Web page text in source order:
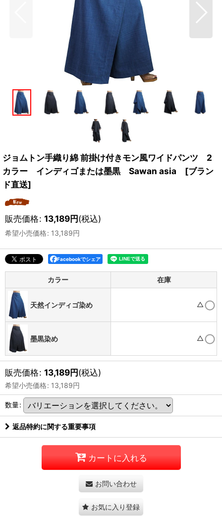
ジョムトン手織り綿 前掛け付きモン風ワイドパンツ 2
カラー インディゴまたは墨黒 Sawan asia [ブラン
ド直送]
販売価格: 13,189円(税込)
希望小売価格: 13,189円
Facebookでシェア
カラー 在庫
天然インディゴ染め △
墨黒染め △
販売価格: 13,189円(税込)
希望小売価格: 13,189円
数量:
返品特約に関する重要事項
カートに入れる
お問い合わせ
お気に入り登録